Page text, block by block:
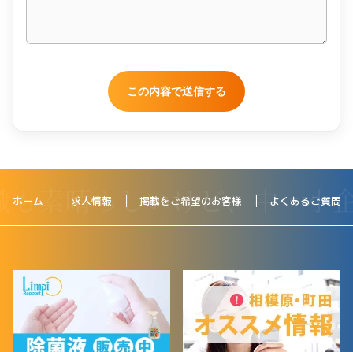
ホーム 求人情報 掲載をご希望のお客様 よくあるご質問